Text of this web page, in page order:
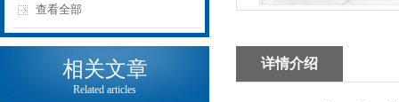
查看全部
相关文章
Related articles
详情介绍